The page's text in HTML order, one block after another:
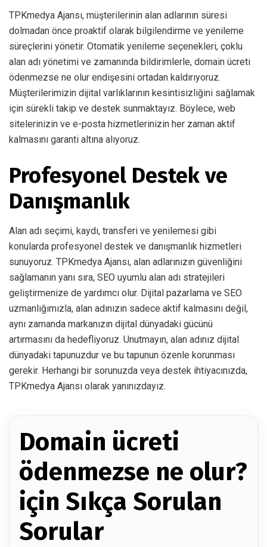
TPKmedya Ajansı, müşterilerinin alan adlarının süresi
dolmadan önce proaktif olarak bilgilendirme ve yenileme
süreçlerini yönetir. Otomatik yenileme seçenekleri, çoklu
alan adı yönetimi ve zamanında bildirimlerle, domain ücreti
ödenmezse ne olur endişesini ortadan kaldırıyoruz.
Müşterilerimizin dijital varlıklarının kesintisizliğini sağlamak
için sürekli takip ve destek sunmaktayız. Böylece, web
sitelerinizin ve e-posta hizmetlerinizin her zaman aktif
kalmasını garanti altına alıyoruz.
Profesyonel Destek ve
Danışmanlık
Alan adı seçimi, kaydı, transferi ve yenilemesi gibi
konularda profesyonel destek ve danışmanlık hizmetleri
sunuyoruz. TPKmedya Ajansı, alan adlarınızın güvenliğini
sağlamanın yanı sıra, SEO uyumlu alan adı stratejileri
geliştirmenize de yardımcı olur. Dijital pazarlama ve SEO
uzmanlığımızla, alan adınızın sadece aktif kalmasını değil,
aynı zamanda markanızın dijital dünyadaki gücünü
artırmasını da hedefliyoruz. Unutmayın, alan adınız dijital
dünyadaki tapunuzdur ve bu tapunun özenle korunması
gerekir. Herhangi bir sorunuzda veya destek ihtiyacınızda,
TPKmedya Ajansı olarak yanınızdayız.
Domain ücreti
ödenmezse ne olur?
için Sıkça Sorulan
Sorular